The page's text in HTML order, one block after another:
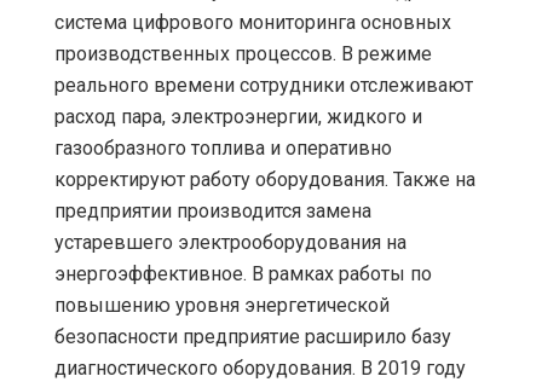
система цифрового мониторинга основных
производственных процессов. В режиме
реального времени сотрудники отслеживают
расход пара, электроэнергии, жидкого и
газообразного топлива и оперативно
корректируют работу оборудования. Также на
предприятии производится замена
устаревшего электрооборудования на
энергоэффективное. В рамках работы по
повышению уровня энергетической
безопасности предприятие расширило базу
диагностического оборудования. В 2019 году